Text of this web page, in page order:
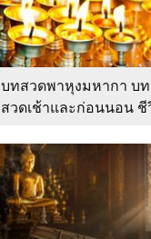
บทสวดพาหุงมหากา บ
สวดเช้าและก่อนนอน